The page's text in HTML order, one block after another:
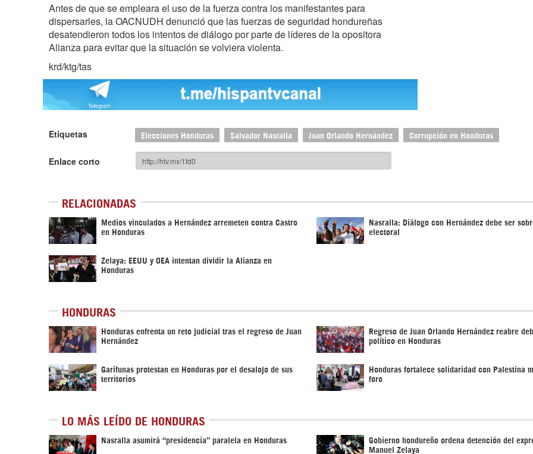
Antes de que se empleara el uso de la fuerza contra los manifestantes para
dispersarles, la OACNUDH denunció que las fuerzas de seguridad hondureñas
desatendieron todos los intentos de diálogo por parte de líderes de la opositora
Alianza para evitar que la situación se volviera violenta.
krd/ktg/tas
Etiquetas Elecciones Honduras Salvador Nasralla Juan Orlando Hernández Corrupción en Honduras
Enlace corto
RELACIONADAS
Medios vinculados a Hernández arremeten contra Castro
en Honduras
Nasralla: Diálogo con Hernández debe ser
electoral
Zelaya: EEUU y OEA intentan dividir la Alianza en
Honduras
HONDURAS
Honduras enfrenta un reto judicial tras el regreso de Juan
Hernández
Regreso de Juan Orlando Hernández reabre
político en Honduras
Garífunas protestan en Honduras por el desalojo de sus
territorios
Honduras fortalece solidaridad con Palestina
foro
LO MÁS LEÍDO DE HONDURAS
Nasralla asumirá “presidencia” paralela en Honduras Gobierno hondureño ordena detención del
Manuel Zelaya